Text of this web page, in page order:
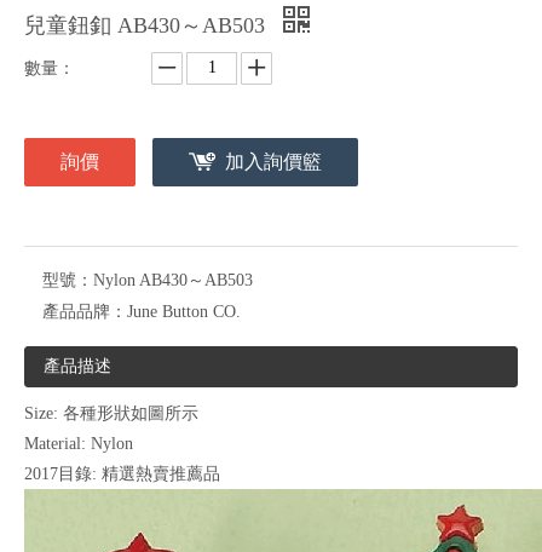
兒童鈕釦 AB430～AB503
數量：
詢價 加入詢價籃
型號： Nylon AB430～AB503
產品品牌： June Button CO.
產品描述
Size: 各種形狀如圖所示
Material: Nylon
2017目錄: 精選熱賣推薦品